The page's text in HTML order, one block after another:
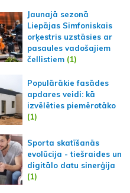
Jaunajā sezonā
Liepājas Simfoniskais
orķestris uzstāsies ar
pasaules vadošajiem
čellistiem(1)
Populārākie fasādes
apdares veidi: kā
izvēlēties piemērotāko
(1)
Sporta skatīšanās
evolūcija - tiešraides un
digitālo datu sinerģija
(1)